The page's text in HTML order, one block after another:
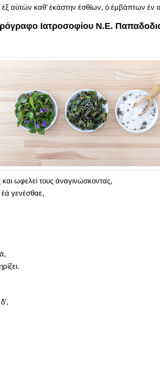
αύτών καθ’ έκάστην έσθίων, ό έμβάπτων έν
Ιατροσοφίου Ν.Ε.
και ωφελεί τους άναγινώσκοντας,
γενέσθαε,